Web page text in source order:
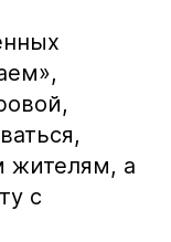
жителям, а
с